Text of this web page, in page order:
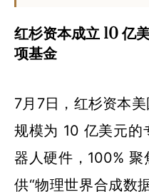
红杉资本成立 10 亿
项基金
7月7日，红杉资本
规模为 10 亿美元的
器人硬件，100%
供“物理世界合成数